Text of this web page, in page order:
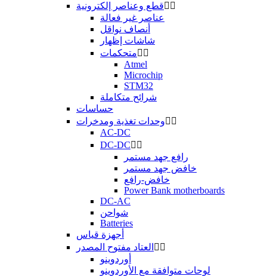
قطع وعناصر إلكترونية 
عناصر غير فعالة
أنصاف نواقل
شاشات إظهار
متحكمات 
Atmel
Microchip
STM32
شرائح متكاملة
حساسات
وحدات تغذية ومدخرات 
AC-DC
DC-DC 
رافع جهد مستمر
خافض جهد مستمر
خافض-رافع
Power Bank motherboards
DC-AC
شواحن
Batteries
أجهزة قياس
العتاد مفتوح المصدر  
أوردوينو
لوحات متوافقة مع الأوردوينو